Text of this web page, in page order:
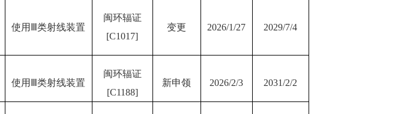
使用Ⅲ类射线装置
闽环辐证
[C1017]
变更 2026/1/27 2029/7/4
使用Ⅲ类射线装置
闽环辐证
[C1188]
新申领 2026/2/3 2031/2/2